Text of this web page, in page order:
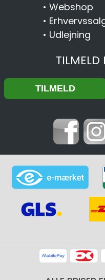
• Webshop
•
• Udlejning
TILMELD